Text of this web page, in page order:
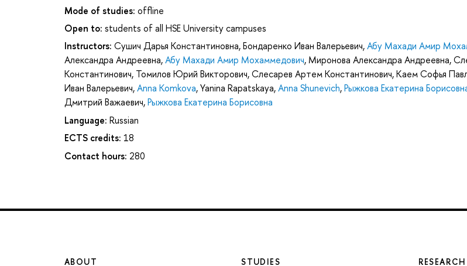
Mode of studies: offline
Open to: students of all HSE University campuses
Instructors: Сушич Дарья Константиновна,Бондаренко Иван Валерьевич,Абу Махади Амир
Александра Андреевна,Абу Махади Амир Мохаммедович, Миронова Александра Андреевна,
Константинович, Томилов Юрий Викторович,Слесарев Артем Константинович,Каем Софья
Иван Валерьевич,Anna Komkova,Yanina Rapatskaya,Anna Shunevich,Рыжкова Екатерина
Дмитрий Важаевич,Рыжкова Екатерина Борисовна
Language: Russian
ECTS credits: 18
Contact hours: 280
ABOUT STUDIES RESEARCH